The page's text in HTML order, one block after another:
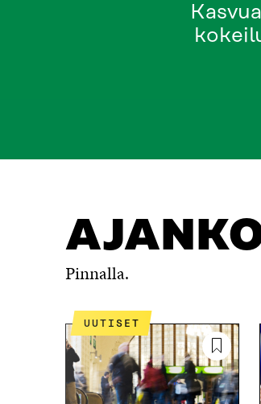
Pinnalla.
UUTISET